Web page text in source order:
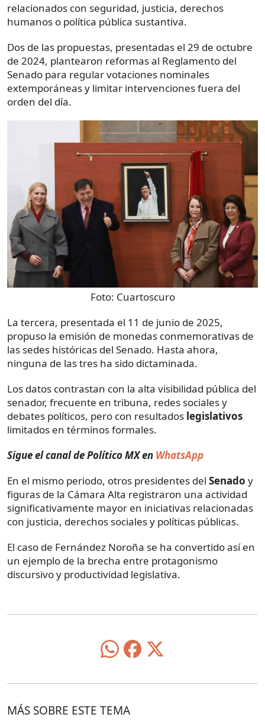
relacionados con seguridad, justicia, derechos
humanos o política pública sustantiva.
Dos de las propuestas, presentadas el 29 de octubre
de 2024, plantearon reformas al Reglamento del
Senado para regular votaciones nominales
extemporáneas y limitar intervenciones fuera del
orden del día.
Foto: Cuartoscuro
La tercera, presentada el 11 de junio de 2025,
propuso la emisión de monedas conmemorativas de
las sedes históricas del Senado. Hasta ahora,
ninguna de las tres ha sido dictaminada.
Los datos contrastan con la alta visibilidad pública del
senador, frecuente en tribuna, redes sociales y
debates políticos, pero con resultados legislativos
limitados en términos formales.
Sigue el canal de Político MX en WhatsApp
En el mismo periodo, otros presidentes del Senado y
figuras de la Cámara Alta registraron una actividad
significativamente mayor en iniciativas relacionadas
con justicia, derechos sociales y políticas públicas.
El caso de Fernández Noroña se ha convertido así en
un ejemplo de la brecha entre protagonismo
discursivo y productividad legislativa.
MÁS SOBRE ESTE TEMA